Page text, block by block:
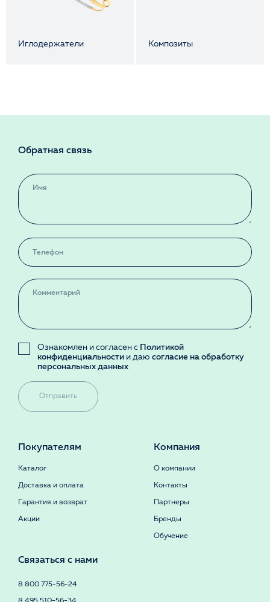
Иглодержатели Композиты
Обратная связь
Ознакомлен и согласен с Политикой
конфиденциальности и даю согласие на обработку
персональных данных
Отправить
Покупателям
Каталог
Доставка и оплата
Гарантия и возврат
Акции
Компания
О компании
Контакты
Партнеры
Бренды
Обучение
Связаться с нами
8 800 775-56-24